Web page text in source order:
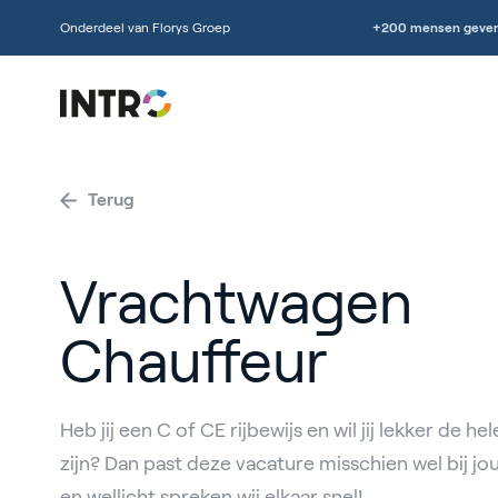
Onderdeel van Florys Groep +200 mensen
Terug
Vrachtwagen
Chauffeur
Heb jij een C of CE rijbewijs en wil jij lekker de
zijn? Dan past deze vacature misschien wel bij